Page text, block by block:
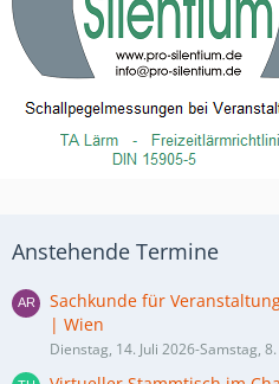
Anstehende Termine
Sachkunde für
| Wien
Dienstag, 14. Juli 2026-Samstag,